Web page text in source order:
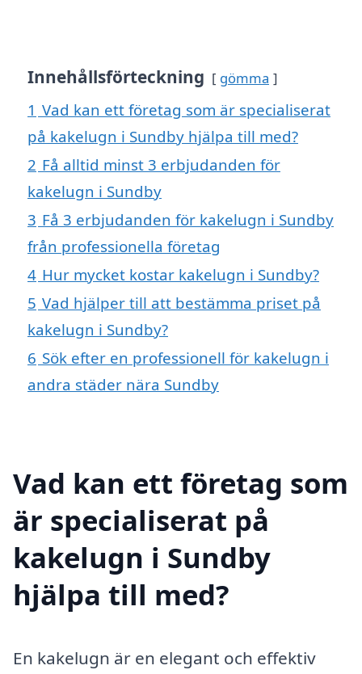
Innehållsförteckning gömma
1 Vad kan ett företag som är specialiserat
på kakelugn i Sundby hjälpa till med?
2 Få alltid minst 3 erbjudanden för
kakelugn i Sundby
3 Få 3 erbjudanden för kakelugn i Sundby
från professionella företag
4 Hur mycket kostar kakelugn i Sundby?
5 Vad hjälper till att bestämma priset på
kakelugn i Sundby?
6 Sök efter en professionell för kakelugn i
andra städer nära Sundby
Vad kan ett företag som
är specialiserat på
kakelugn i Sundby
hjälpa till med?
En kakelugn är en elegant och effektiv